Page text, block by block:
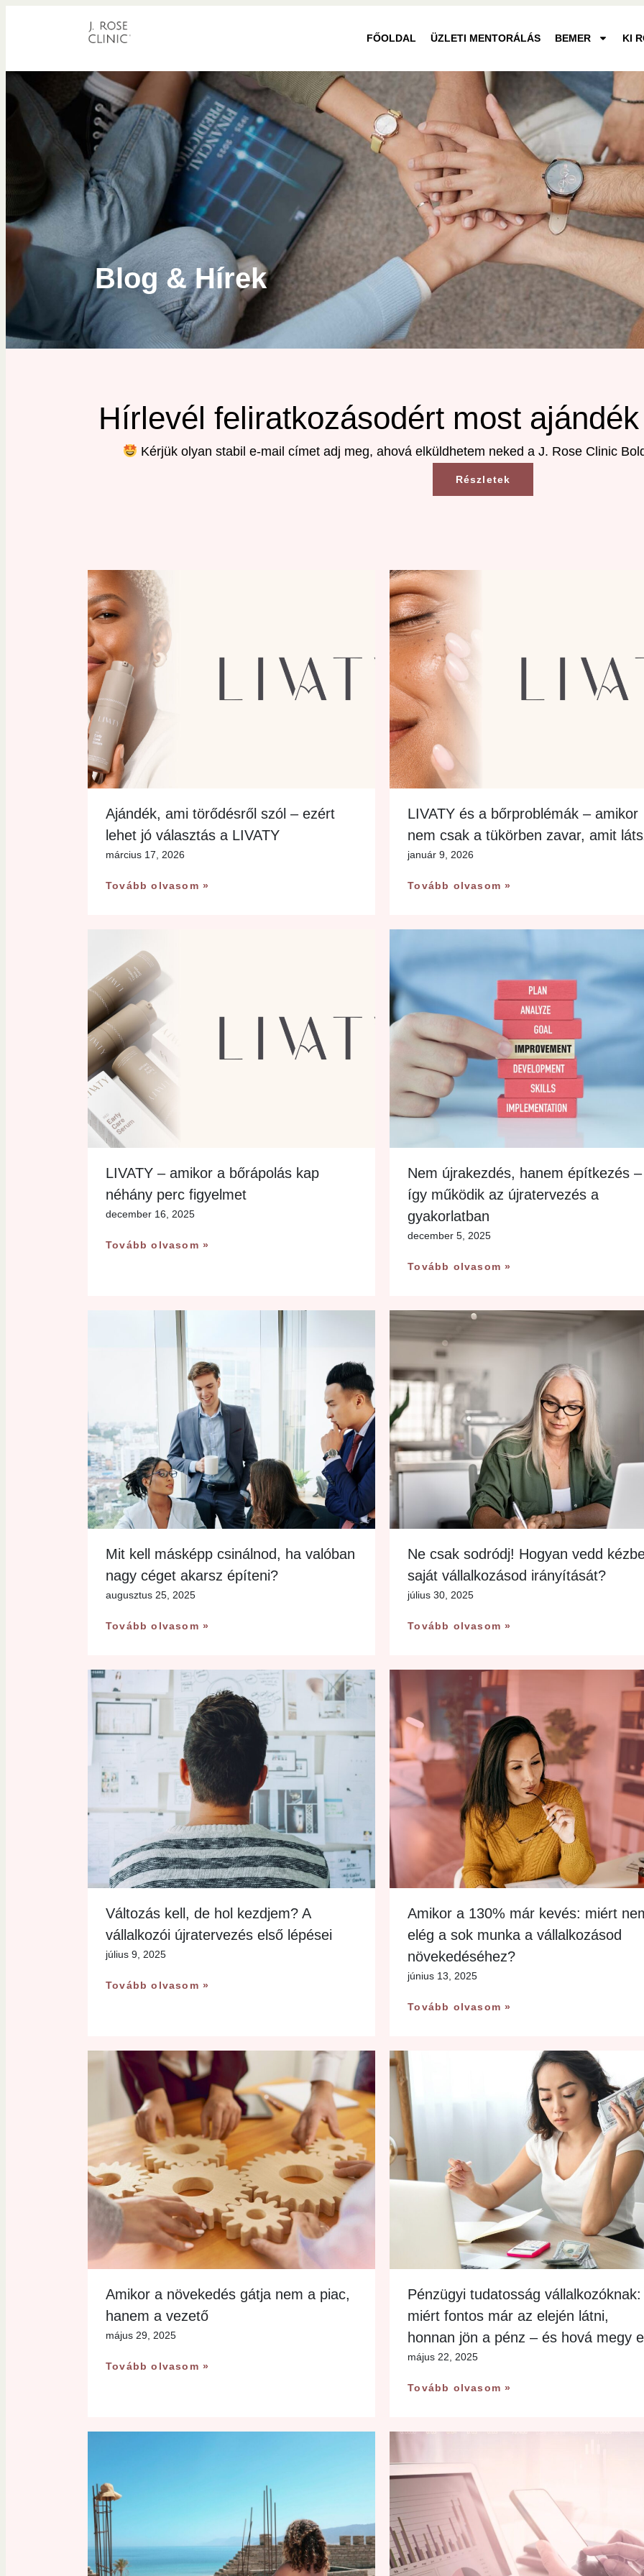
FŐOLDAL ÜZLETI MENTORÁLÁS BEMER KI
Blog & Hírek
Hírlevél feliratkozásodért most
Kérjük olyan stabil e-mail címet adj meg, ahová elküldhetem neked a J. Rose Clinic
Részletek
Ajándék, ami törődésről szól – ezért
lehet jó választás a LIVATY
március 17, 2026
Tovább olvasom »
LIVATY és a bőrproblémák – amikor
nem csak a tükörben zavar, amit
január 9, 2026
Tovább olvasom »
LIVATY – amikor a bőrápolás kap
néhány perc figyelmet
december 16, 2025
Tovább olvasom »
Nem újrakezdés, hanem építkezés –
így működik az újratervezés a
gyakorlatban
december 5, 2025
Tovább olvasom »
Mit kell másképp csinálnod, ha valóban
nagy céget akarsz építeni?
augusztus 25, 2025
Tovább olvasom »
Ne csak sodródj! Hogyan vedd
saját vállalkozásod irányítását?
július 30, 2025
Tovább olvasom »
Változás kell, de hol kezdjem? A
vállalkozói újratervezés első lépései
július 9, 2025
Tovább olvasom »
Amikor a 130% már kevés: miért
elég a sok munka a vállalkozásod
növekedéséhez?
június 13, 2025
Tovább olvasom »
Amikor a növekedés gátja nem a piac,
hanem a vezető
május 29, 2025
Tovább olvasom »
Pénzügyi tudatosság vállalkozóknak:
miért fontos már az elején látni,
honnan jön a pénz – és hová megy
május 22, 2025
Tovább olvasom »